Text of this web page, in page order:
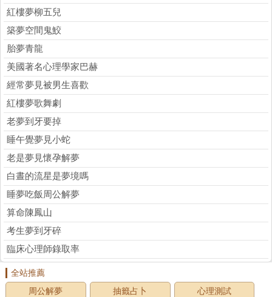
紅樓夢柳五兒
築夢空間鬼鮫
胎夢青龍
美國著名心理學家巴赫
經常夢見被男生喜歡
紅樓夢歌舞劇
老夢到牙要掉
睡午覺夢見小蛇
老是夢見懷孕解夢
白晝的流星是夢境嗎
睡夢吃飯周公解夢
算命陳鳳山
考生夢到牙碎
臨床心理師錄取率
全站推薦
周公解夢
抽籤占卜 心理測試